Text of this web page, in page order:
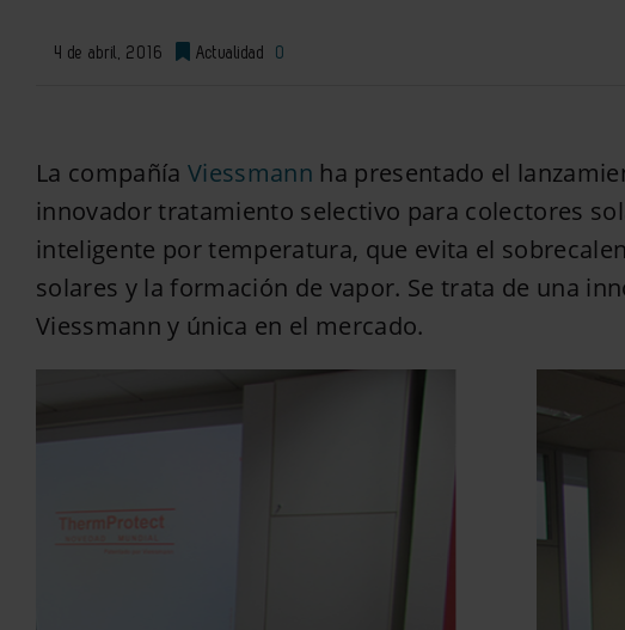
4 de abril, 2016 Actualidad 0
La compañíaViessmann ha presentado el
innovador tratamiento selectivo para colectores
inteligente por temperatura, que evita el
solares y la formación de vapor. Se trata de una
Viessmann y única en el mercado.